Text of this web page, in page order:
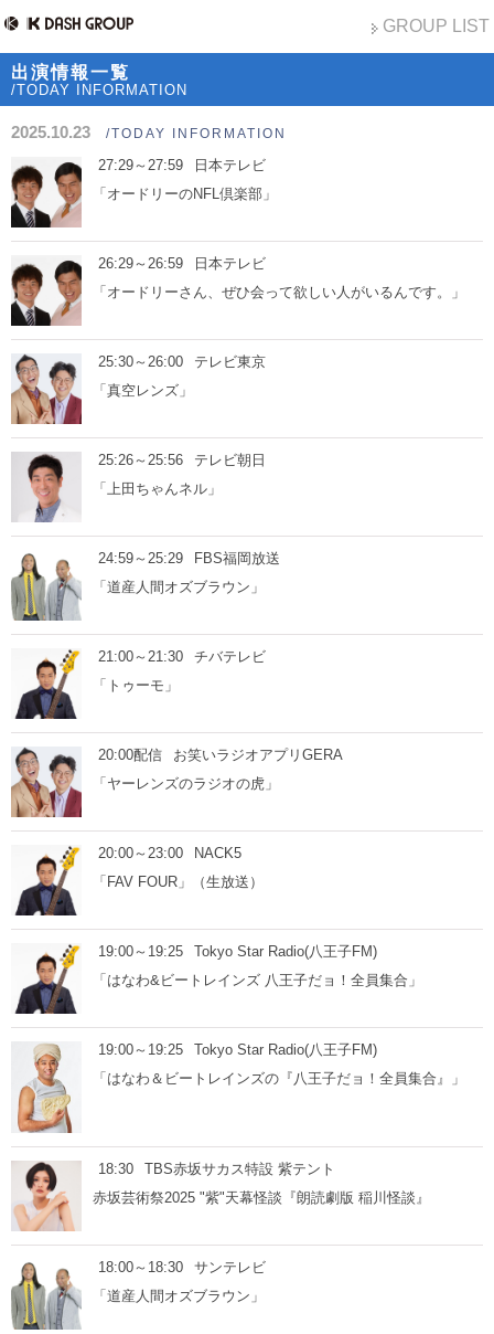
GROUP LIST
出演情報一覧
/TODAY INFORMATION
2025.10.23 /TODAY INFORMATION
27:29～27:59
日本テレビ
「オードリーのNFL倶楽部」
26:29～26:59
日本テレビ
「オードリーさん、ぜひ会って欲しい人がいるんです。」
25:30～26:00
テレビ東京
「真空レンズ」
25:26～25:56
テレビ朝日
「上田ちゃんネル」
24:59～25:29
FBS福岡放送
「道産人間オズブラウン」
21:00～21:30
チバテレビ
「トゥーモ」
20:00配信
お笑いラジオアプリGERA
「ヤーレンズのラジオの虎」
20:00～23:00
NACK5
「FAV FOUR」（生放送）
19:00～19:25
Tokyo Star Radio(八王子FM)
「はなわ&ビートレインズ 八王子だョ！全員集合」
19:00～19:25
Tokyo Star Radio(八王子FM)
「はなわ＆ビートレインズの『八王子だョ！全員集合』」
18:30
TBS赤坂サカス特設 紫テント
赤坂芸術祭2025 "紫"天幕怪談『朗読劇版 稲川怪談』
18:00～18:30
サンテレビ
「道産人間オズブラウン」